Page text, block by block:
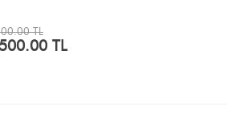
TL
TL